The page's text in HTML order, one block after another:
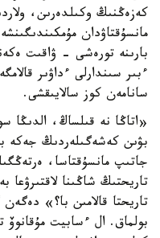
كەزەڭنىڭ وكىلدەرىن،
مانسۇقتاۋدان
بارىنە تورەشى - ۋاقىت
ءبىر سىندارلى ءداۋىر
سانامەن كوز سالايىقشى.
«اتاڭا نە قىلساڭ،
بۋىن كەشەگىلەردىڭ جەكە
جاتىپ مانسۇقتاسا،
تاريحتىڭ شاڭىنا
تاريحتا قالامىن با؟»
بولماق. ال ءسابيت